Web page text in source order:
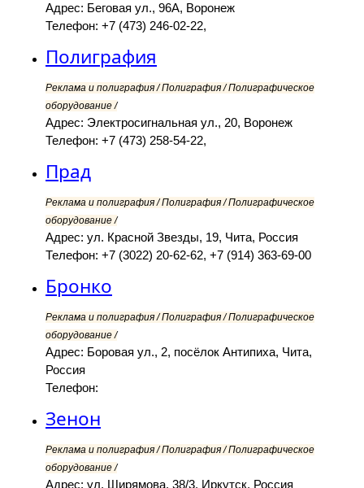
Адрес: Беговая ул., 96А, Воронеж
Телефон: +7 (473) 246-02-22,
Полиграфия
Реклама и полиграфия / Полиграфия / Полиграфическое
оборудование /
Адрес: Электросигнальная ул., 20, Воронеж
Телефон: +7 (473) 258-54-22,
Прад
Реклама и полиграфия / Полиграфия / Полиграфическое
оборудование /
Адрес: ул. Красной Звезды, 19, Чита, Россия
Телефон: +7 (3022) 20-62-62, +7 (914) 363-69-00
Бронко
Реклама и полиграфия / Полиграфия / Полиграфическое
оборудование /
Адрес: Боровая ул., 2, посёлок Антипиха, Чита,
Россия
Телефон:
Зенон
Реклама и полиграфия / Полиграфия / Полиграфическое
оборудование /
Адрес: ул. Ширямова, 38/3, Иркутск, Россия